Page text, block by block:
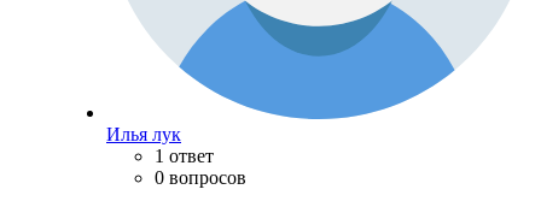
Илья лук
1 ответ
0 вопросов